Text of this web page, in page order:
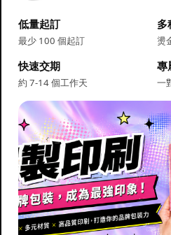
低量起訂
最少 100 個起訂
多
燙
快速交期
約 7-14 個工作天
專
一